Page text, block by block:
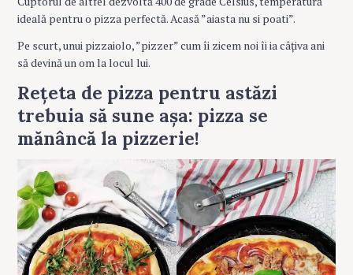
ideală pentru o pizza perfectă. Acasă ”aiasta nu si poati”.
Pe scurt, unui pizzaiolo, ”pizzer” cum îi zicem noi îi ia câțiva ani
să devină un om la locul lui.
Rețeta de pizza pentru astăzi
trebuia să sune așa: pizza se
mănâncă la pizzerie!